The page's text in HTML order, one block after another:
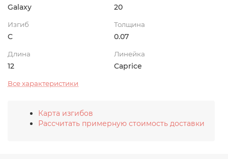
Galaxy 20
Изгиб
C
Толщина
0.07
Длина
12
Линейка
Caprice
Все характеристики
Карта изгибов
Рассчитать примерную стоимость доставки